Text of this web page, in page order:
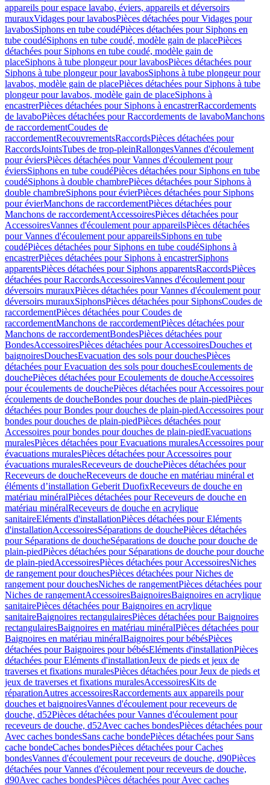
appareils pour espace lavabo, éviers, appareils et déversoirs
murauxVidages pour lavabosPièces détachées pour Vidages pour
lavabosSiphons en tube coudéPièces détachées pour Siphons en
tube coudéSiphons en tube coudé, modèle gain de placePièces
détachées pour Siphons en tube coudé, modèle gain de
placeSiphons à tube plongeur pour lavabosPièces détachées pour
Siphons à tube plongeur pour lavabosSiphons à tube plongeur pour
lavabos, modèle gain de placePièces détachées pour Siphons à tube
plongeur pour lavabos, modèle gain de placeSiphons à
encastrerPièces détachées pour Siphons à encastrerRaccordements
de lavaboPièces détachées pour Raccordements de lavaboManchons
de raccordementCoudes de
raccordementRecouvrementsRaccordsPièces détachées pour
RaccordsJointsTubes de trop-pleinRallongesVannes d'écoulement
pour éviersPièces détachées pour Vannes d'écoulement pour
éviersSiphons en tube coudéPièces détachées pour Siphons en tube
coudéSiphons à double chambrePièces détachées pour Siphons à
double chambreSiphons pour évierPièces détachées pour Siphons
pour évierManchons de raccordementPièces détachées pour
Manchons de raccordementAccessoiresPièces détachées pour
AccessoiresVannes d'écoulement pour appareilsPièces détachées
pour Vannes d'écoulement pour appareilsSiphons en tube
coudéPièces détachées pour Siphons en tube coudéSiphons à
encastrerPièces détachées pour Siphons à encastrerSiphons
apparentsPièces détachées pour Siphons apparentsRaccordsPièces
détachées pour RaccordsAccessoiresVannes d'écoulement pour
déversoirs murauxPièces détachées pour Vannes d'écoulement pour
déversoirs murauxSiphonsPièces détachées pour SiphonsCoudes de
raccordementPièces détachées pour Coudes de
raccordementManchons de raccordementPièces détachées pour
Manchons de raccordementBondesPièces détachées pour
BondesAccessoiresPièces détachées pour AccessoiresDouches et
baignoiresDouchesEvacuation des sols pour douchesPièces
détachées pour Evacuation des sols pour douchesEcoulements de
douchePièces détachées pour Ecoulements de doucheAccessoires
pour écoulements de douchePièces détachées pour Accessoires pour
écoulements de doucheBondes pour douches de plain-piedPièces
détachées pour Bondes pour douches de plain-piedAccessoires pour
bondes pour douches de plain-piedPièces détachées pour
Accessoires pour bondes pour douches de plain-piedEvacuations
muralesPièces détachées pour Evacuations muralesAccessoires pour
évacuations muralesPièces détachées pour Accessoires pour
évacuations muralesReceveurs de douchePièces détachées pour
Receveurs de doucheReceveurs de douche en matériau minéral et
éléments d’installation Geberit DuofixReceveurs de douche en
matériau minéralPièces détachées pour Receveurs de douche en
matériau minéralReceveurs de douche en acrylique
sanitaireEléments d'installationPièces détachées pour Eléments
d'installationAccessoiresSéparations de douchePièces détachées
pour Séparations de doucheSéparations de douche pour douche de
plain-piedPièces détachées pour Séparations de douche pour douche
de plain-piedAccessoiresPièces détachées pour AccessoiresNiches
de rangement pour douchesPièces détachées pour Niches de
rangement pour douchesNiches de rangementPièces détachées pour
Niches de rangementAccessoiresBaignoiresBaignoires en acrylique
sanitairePièces détachées pour Baignoires en acrylique
sanitaireBaignoires rectangulairesPièces détachées pour Baignoires
rectangulairesBaignoires en matériau minéralPièces détachées pour
Baignoires en matériau minéralBaignoires pour bébésPièces
détachées pour Baignoires pour bébésEléments d'installationPièces
détachées pour Eléments d'installationJeux de pieds et jeux de
traverses et fixations muralesPièces détachées pour Jeux de pieds et
jeux de traverses et fixations muralesAccessoiresKits de
réparationAutres accessoiresRaccordements aux appareils pour
douches et baignoiresVannes d'écoulement pour receveurs de
douche, d52Pièces détachées pour Vannes d'écoulement pour
receveurs de douche, d52Avec caches bondesPièces détachées pour
Avec caches bondesSans cache bondePièces détachées pour Sans
cache bondeCaches bondesPièces détachées pour Caches
bondesVannes d'écoulement pour receveurs de douche, d90Pièces
détachées pour Vannes d'écoulement pour receveurs de douche,
d90Avec caches bondesPièces détachées pour Avec caches